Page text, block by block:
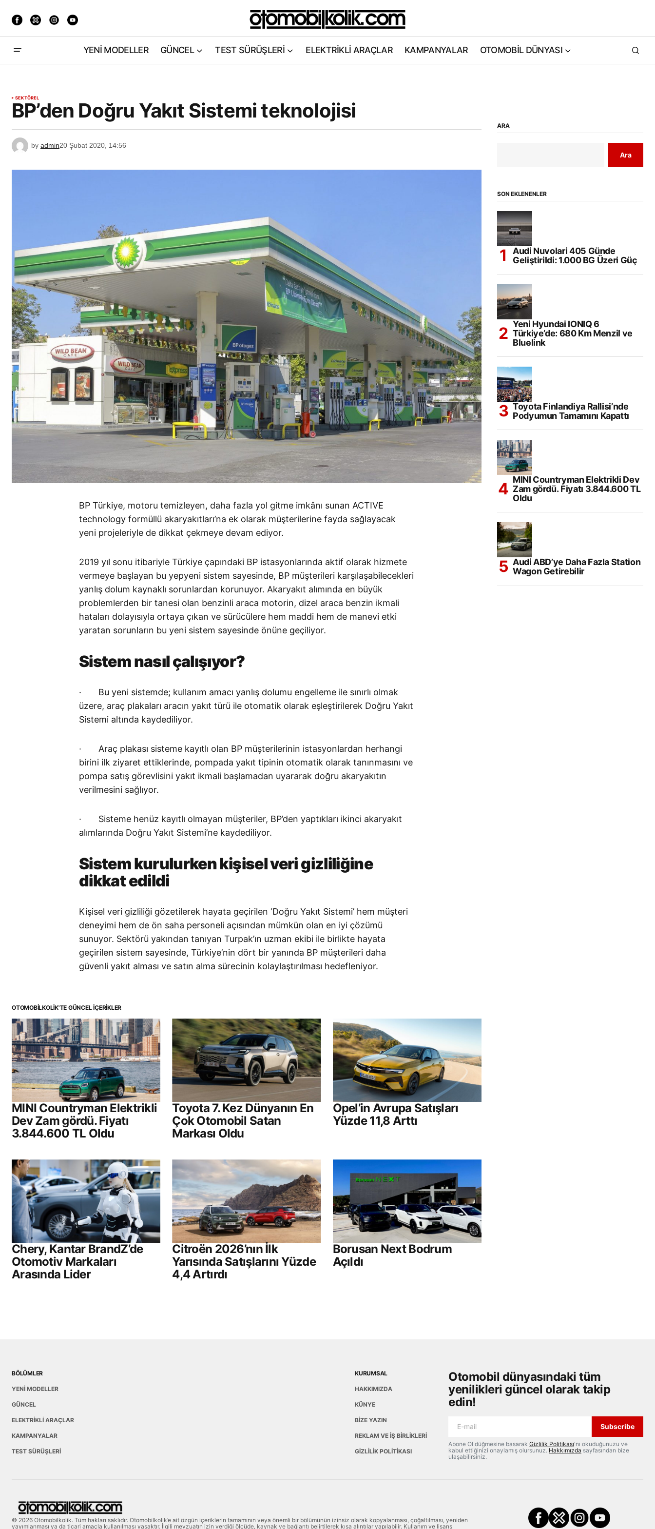
YENİ MODELLER GÜNCEL TEST SÜRÜŞLERİ ELEKTRİKLİ ARAÇLAR KAMPANYALAR OTOMOBİL DÜNYASI
SEKTÖREL
BP’den Doğru Yakıt Sistemi teknolojisi
by admin20 Şubat 2020, 14:56
BP Türkiye, motoru temizleyen, daha fazla yol gitme imkânı sunan ACTIVE
technology formüllü akaryakıtları’na ek olarak müşterilerine fayda sağlayacak
yeni projeleriyle de dikkat çekmeye devam ediyor.
2019 yıl sonu itibariyle Türkiye çapındaki BP istasyonlarında aktif olarak hizmete
vermeye başlayan bu yepyeni sistem sayesinde, BP müşterileri karşılaşabilecekleri
yanlış dolum kaynaklı sorunlardan korunuyor. Akaryakıt alımında en büyük
problemlerden bir tanesi olan benzinli araca motorin, dizel araca benzin ikmali
hataları dolayısıyla ortaya çıkan ve sürücülere hem maddi hem de manevi etki
yaratan sorunların bu yeni sistem sayesinde önüne geçiliyor.
Sistem nasıl çalışıyor?
· Bu yeni sistemde; kullanım amacı yanlış dolumu engelleme ile sınırlı olmak
üzere, araç plakaları aracın yakıt türü ile otomatik olarak eşleştirilerek Doğru Yakıt
Sistemi altında kaydediliyor.
· Araç plakası sisteme kayıtlı olan BP müşterilerinin istasyonlardan herhangi
birini ilk ziyaret ettiklerinde, pompada yakıt tipinin otomatik olarak tanınmasını ve
pompa satış görevlisini yakıt ikmali başlamadan uyararak doğru akaryakıtın
verilmesini sağlıyor.
· Sisteme henüz kayıtlı olmayan müşteriler, BP’den yaptıkları ikinci akaryakıt
alımlarında Doğru Yakıt Sistemi’ne kaydediliyor.
Sistem kurulurken kişisel veri gizliliğine
dikkat edildi
Kişisel veri gizliliği gözetilerek hayata geçirilen ‘Doğru Yakıt Sistemi’ hem müşteri
deneyimi hem de ön saha personeli açısından mümkün olan en iyi çözümü
sunuyor. Sektörü yakından tanıyan Turpak’ın uzman ekibi ile birlikte hayata
geçirilen sistem sayesinde, Türkiye’nin dört bir yanında BP müşterileri daha
güvenli yakıt alması ve satın alma sürecinin kolaylaştırılması hedefleniyor.
OTOMOBILKOLIK'TE GÜNCEL İÇERIKLER
MINI Countryman Elektrikli
Dev Zam gördü. Fiyatı
3.844.600 TL Oldu
Toyota 7. Kez Dünyanın En
Çok Otomobil Satan
Markası Oldu
Opel’in Avrupa Satışları
Yüzde 11,8 Arttı
Chery, Kantar BrandZ’de
Otomotiv Markaları
Arasında Lider
Citroën 2026’nın İlk
Yarısında Satışlarını Yüzde
4,4 Artırdı
Borusan Next Bodrum
Açıldı
ARA
Ara
SON EKLENENLER
Audi Nuvolari 405 Günde
Geliştirildi: 1.000 BG Üzeri Güç
Yeni Hyundai IONIQ 6
Türkiye’de: 680 Km Menzil ve
Bluelink
Toyota Finlandiya Rallisi’nde
Podyumun Tamamını Kapattı
MINI Countryman Elektrikli Dev
Zam gördü. Fiyatı 3.844.600 TL
Oldu
Audi ABD’ye Daha Fazla Station
Wagon Getirebilir
BÖLÜMLER
YENİ MODELLER
GÜNCEL
ELEKTRİKLİ ARAÇLAR
KAMPANYALAR
TEST SÜRÜŞLERİ
KURUMSAL
HAKKIMIZDA
KÜNYE
BİZE YAZIN
REKLAM VE İŞ BİRLİKLERİ
GİZLİLİK POLİTİKASI
Otomobil dünyasındaki tüm
yenilikleri güncel olarak takip
edin!
Subscribe
Abone Ol düğmesine basarak Gizlilik Politikası'nı okuduğunuzu ve
kabul ettiğinizi onaylamış olursunuz. Hakkımızda sayfasından bize
ulaşabilirsiniz.
© 2026 Otomobilkolik. Tüm hakları saklıdır. Otomobilkolik’e ait özgün içeriklerin tamamının veya önemli bir bölümünün izinsiz olarak kopyalanması, çoğaltılması, yeniden
yayımlanması ya da ticari amaçla kullanılması yasaktır. İlgili mevzuatın izin verdiği ölçüde, kaynak ve bağlantı belirtilerek kısa alıntılar yapılabilir. Kullanım ve lisans